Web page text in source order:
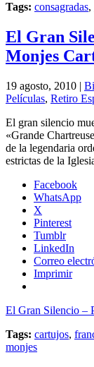
Tags: consagradas,
El Gran
Monjes
19 agosto, 2010 |
Películas, Retiro
El gran silencio
«Grande
de la legendaria
estrictas de la
Facebook
WhatsApp
X
Pinterest
Tumblr
LinkedIn
Correo
Imprimir
El Gran Silencio –
Tags: cartujos,
monjes